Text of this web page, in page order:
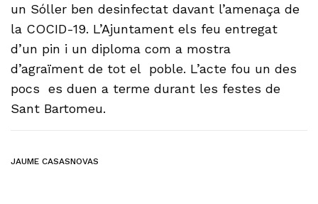
un Sóller ben desinfectat davant l’amenaça de
la COCID-19. L’Ajuntament els feu entregat
d’un pin i un diploma com a mostra
d’agraïment de tot el poble. L’acte fou un des
pocs es duen a terme durant les festes de
Sant Bartomeu.
JAUME CASASNOVAS